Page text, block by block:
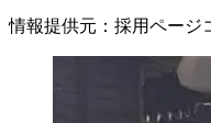
情報提供元 ： 採用ページ